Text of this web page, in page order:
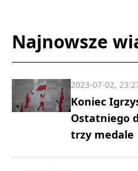
Najnowsze
Koniec
Ostatniego
trzy medale
2023-07-02,